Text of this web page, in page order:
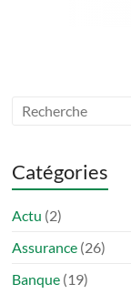
Catégories
Actu (2)
Assurance (26)
Banque (19)